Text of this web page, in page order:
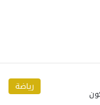
رياضة